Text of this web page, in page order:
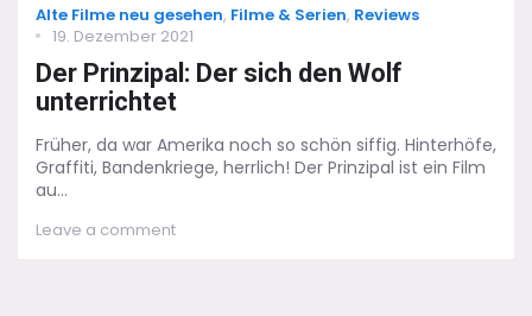
Categories
Alte Filme neu gesehen, Filme & Serien, Reviews
Posted
19. Dezember 2021
Der Prinzipal: Der sich den Wolf
unterrichtet
Früher, da war Amerika noch so schön siffig. Hinterhöfe,
Graffiti, Bandenkriege, herrlich! Der Prinzipal ist ein Film
au...
Leave a commenton